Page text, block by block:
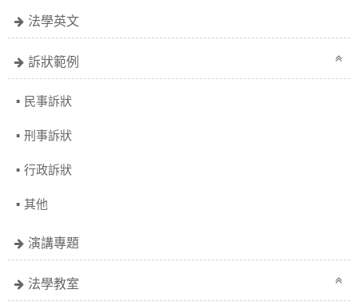
法學英文
訴狀範例
民事訴狀
刑事訴狀
行政訴狀
其他
演講專題
法學教室